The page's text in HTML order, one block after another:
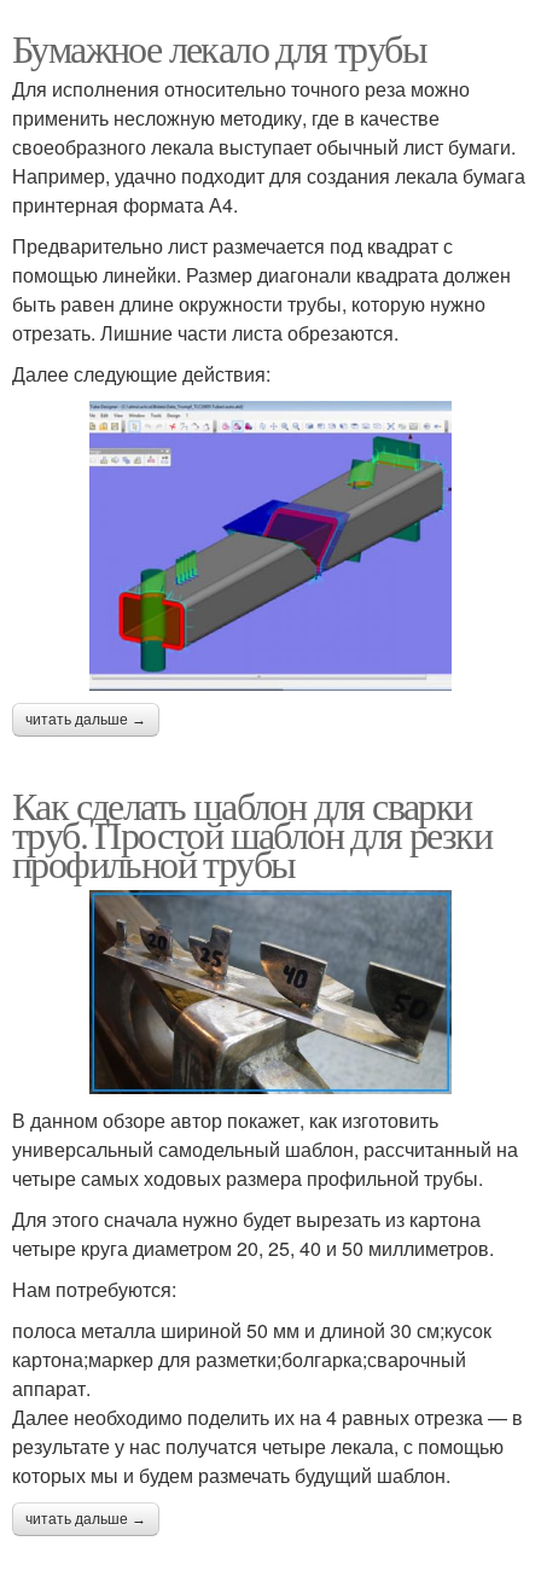
Бумажное лекало для трубы
Для исполнения относительно точного реза можно
применить несложную методику, где в качестве
своеобразного лекала выступает обычный лист бумаги.
Например, удачно подходит для создания лекала бумага
принтерная формата А4.
Предварительно лист размечается под квадрат с
помощью линейки. Размер диагонали квадрата должен
быть равен длине окружности трубы, которую нужно
отрезать. Лишние части листа обрезаются.
Далее следующие действия:
читать дальше →
Как сделать шаблон для сварки
труб. Простой шаблон для резки
профильной трубы
В данном обзоре автор покажет, как изготовить
универсальный самодельный шаблон, рассчитанный на
четыре самых ходовых размера профильной трубы.
Для этого сначала нужно будет вырезать из картона
четыре круга диаметром 20, 25, 40 и 50 миллиметров.
Нам потребуются:
полоса металла шириной 50 мм и длиной 30 см;кусок
картона;маркер для разметки;болгарка;сварочный
аппарат.
Далее необходимо поделить их на 4 равных отрезка — в
результате у нас получатся четыре лекала, с помощью
которых мы и будем размечать будущий шаблон.
читать дальше →